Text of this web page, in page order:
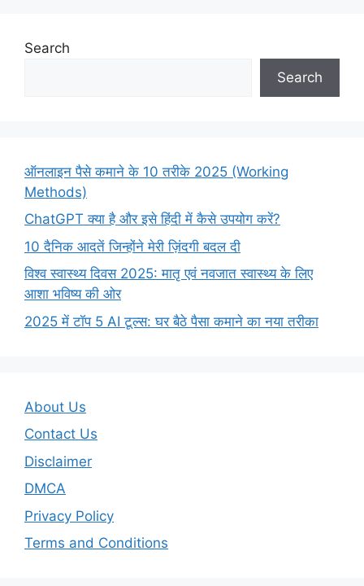
Search
Search
ऑनलाइन पैसे कमाने के 10 तरीके 2025 (Working
Methods)
ChatGPT क्या है और इसे हिंदी में कैसे उपयोग करें?
10 दैनिक आदतें जिन्होंने मेरी ज़िंदगी बदल दी
विश्व स्वास्थ्य दिवस 2025: मातृ एवं नवजात स्वास्थ्य के लिए
आशा भविष्य की ओर
2025 में टॉप 5 AI टूल्स: घर बैठे पैसा कमाने का नया तरीका
About Us
Contact Us
Disclaimer
DMCA
Privacy Policy
Terms and Conditions